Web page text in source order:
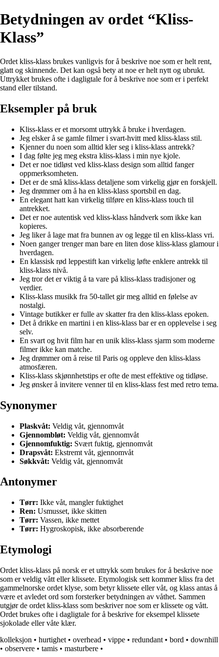
Betydningen av ordet “Kliss-
Klass”
Ordet kliss-klass brukes vanligvis for å beskrive noe som er helt rent,
glatt og skinnende. Det kan også bety at noe er helt nytt og ubrukt.
Uttrykket brukes ofte i dagligtale for å beskrive noe som er i perfekt
stand eller tilstand.
Eksempler på bruk
Kliss-klass er et morsomt uttrykk å bruke i hverdagen.
Jeg elsker å se gamle filmer i svart-hvitt med kliss-klass stil.
Kjenner du noen som alltid kler seg i kliss-klass antrekk?
I dag følte jeg meg ekstra kliss-klass i min nye kjole.
Det er noe tidløst ved kliss-klass design som alltid fanger
oppmerksomheten.
Det er de små kliss-klass detaljene som virkelig gjør en forskjell.
Jeg drømmer om å ha en kliss-klass sportsbil en dag.
En elegant hatt kan virkelig tilføre en kliss-klass touch til
antrekket.
Det er noe autentisk ved kliss-klass håndverk som ikke kan
kopieres.
Jeg liker å lage mat fra bunnen av og legge til en kliss-klass vri.
Noen ganger trenger man bare en liten dose kliss-klass glamour i
hverdagen.
En klassisk rød leppestift kan virkelig løfte enklere antrekk til
kliss-klass nivå.
Jeg tror det er viktig å ta vare på kliss-klass tradisjoner og
verdier.
Kliss-klass musikk fra 50-tallet gir meg alltid en følelse av
nostalgi.
Vintage butikker er fulle av skatter fra den kliss-klass epoken.
Det å drikke en martini i en kliss-klass bar er en opplevelse i seg
selv.
En svart og hvit film har en unik kliss-klass sjarm som moderne
filmer ikke kan matche.
Jeg drømmer om å reise til Paris og oppleve den kliss-klass
atmosfæren.
Kliss-klass skjønnhetstips er ofte de mest effektive og tidløse.
Jeg ønsker å invitere venner til en kliss-klass fest med retro tema.
Synonymer
Plaskvåt: Veldig våt, gjennomvåt
Gjennombløt: Veldig våt, gjennomvåt
Gjennomfuktig: Svært fuktig, gjennomvåt
Drapsvåt: Ekstremt våt, gjennomvåt
Søkkvåt: Veldig våt, gjennomvåt
Antonymer
Tørr: Ikke våt, mangler fuktighet
Ren: Usmusset, ikke skitten
Tørr: Vassen, ikke mettet
Tørr: Hygroskopisk, ikke absorberende
Etymologi
Ordet kliss-klass på norsk er et uttrykk som brukes for å beskrive noe
som er veldig vått eller klissete. Etymologisk sett kommer kliss fra det
gammelnorske ordet klyse, som betyr klissete eller våt, og klass antas å
være et avledet ord som forsterker betydningen av våthet. Sammen
utgjør de ordet kliss-klass som beskriver noe som er klissete og vått.
Ordet brukes ofte i dagligtale for å beskrive for eksempel klissete
sjokolade eller våte klær.
kolleksjon • hurtighet • overhead • vippe • redundant • bord • downhill
• observere • tamis • masturbere •